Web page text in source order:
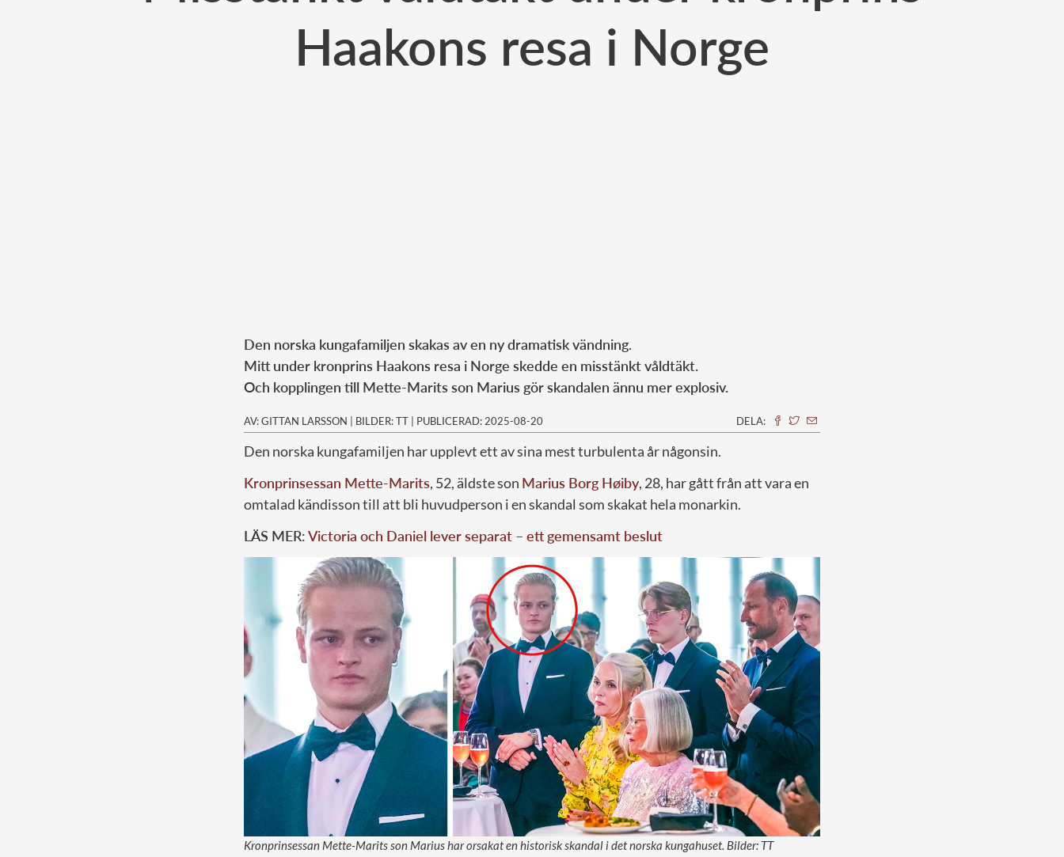
Haakons resa i Norge
Den norska kungafamiljen skakas av en ny dramatisk vändning.
Mitt under kronprins Haakons resa i Norge skedde en misstänkt våldtäkt.
Och kopplingen till Mette-Marits son Marius gör skandalen ännu mer explosiv.
AV: GITTAN LARSSON | BILDER: TT | PUBLICERAD: 2025-08-20 DELA:
Den norska kungafamiljen har upplevt ett av sina mest turbulenta år någonsin.
Kronprinsessan Mette-Marits, 52, äldste son Marius Borg Høiby, 28, har gått från att vara en
omtalad kändisson till att bli huvudperson i en skandal som skakat hela monarkin.
LÄS MER:Victoria och Daniel lever separat – ett gemensamt beslut
Kronprinsessan Mette-Marits son Marius har orsakat en historisk skandal i det norska kungahuset. Bilder: TT